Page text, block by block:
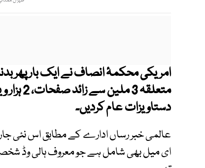
امریکی محکمۂ انصاف نے ایک بار پھر
متعلقہ
دستاویزات عام کردیں۔
ای میل بھی شامل ہے جو معروف ہالی وڈ